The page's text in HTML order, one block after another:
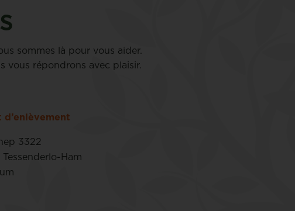
sommes là pour vous aider.
vous répondrons avec plaisir.
d’enlèvement
3322
Ham